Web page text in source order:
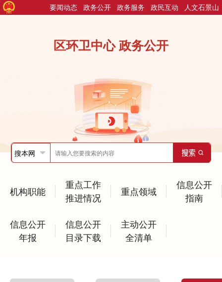
人文石景山
政民互动
政务服务
政务公开
要闻动态
区环卫中心 政务公开
机构职能
重点工作
推进情况
重点领域
信息公开
指南
信息公开
年报
信息公开
目录下载
主动公开
全清单